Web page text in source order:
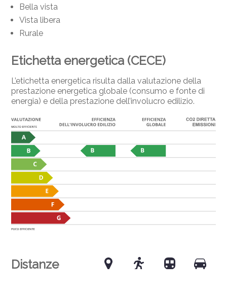
Bella vista
Vista libera
Rurale
Etichetta energetica (CECE)
L’etichetta energetica risulta dalla valutazione della
prestazione energetica globale (consumo e fonte di
energia) e della prestazione dell’involucro edilizio.
Distanze